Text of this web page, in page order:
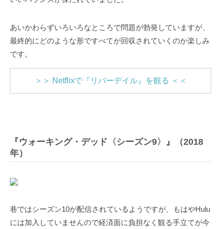
あいかわらずいろいろなところで問題が勃発していますが、
最終的にどのような形ですべてが回収されていくのか楽しみ
です。
＞＞ Netflixで『リバーデイル』を観る ＜＜
『ウォーキング・デッド〈シーズン9〉』（2018
年）
巷ではシーズン10が配信されているようですが、もはやHulu
には加入していませんので経済面に負担なく観る手立てが今